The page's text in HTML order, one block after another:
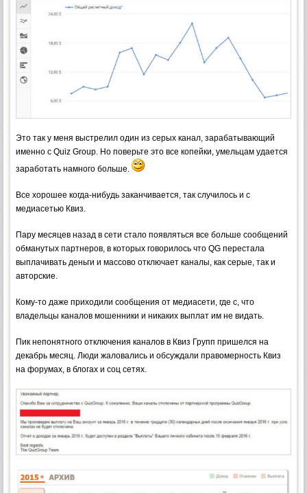
Это так у меня выстрелил один из серых канал, зарабатывающий
именно с Quiz Group. Но поверьте это все копейки, умельцам удается
заработать намного больше.
Все хорошее когда-нибудь заканчивается, так случилось и с
медиасетью Квиз.
Пару месяцев назад в сети стало появляться все больше сообщений
обманутых партнеров, в которых говорилось что QG перестала
выплачивать деньги и массово отключает каналы, как серые, так и
авторские.
Кому-то даже приходили сообщения от медиасети, где с, что
владельцы каналов мошенники и никаких выплат им не видать.
Пик непонятного отключения каналов в Квиз Групп пришелся на
декабрь месяц. Люди жаловались и обсуждали правомерность Квиз
на форумах, в блогах и соц сетях.